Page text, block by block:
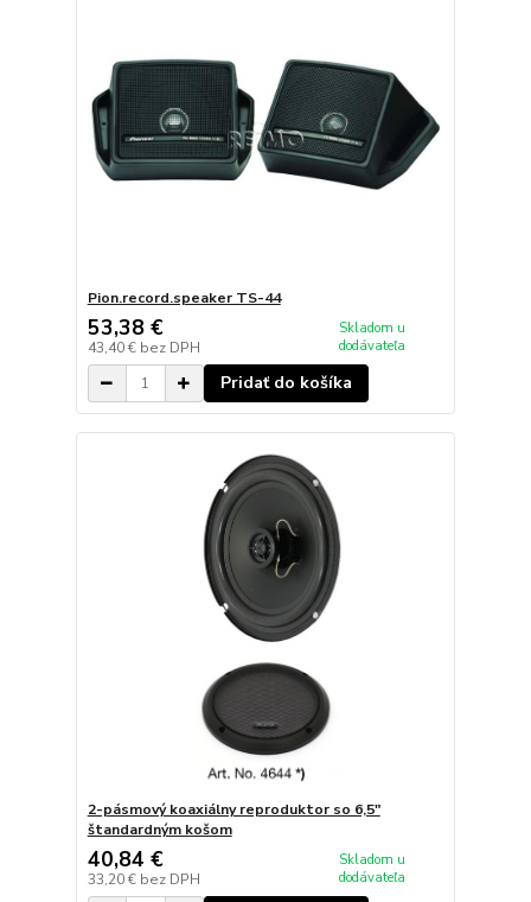
Pion.record.speaker TS-44
53,38 €
43,40 € bez DPH
Skladom u
dodávateľa
Pridať do košíka
2-pásmový koaxiálny reproduktor so 6,5"
štandardným košom
40,84 €
33,20 € bez DPH
Skladom u
dodávateľa